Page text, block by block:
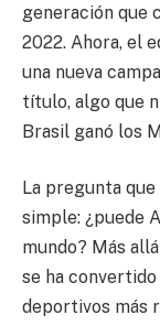
generación que
2022. Ahora, el
una nueva
título, algo que
Brasil ganó los
La pregunta
simple: ¿puede
mundo? Más
se ha
deportivos más